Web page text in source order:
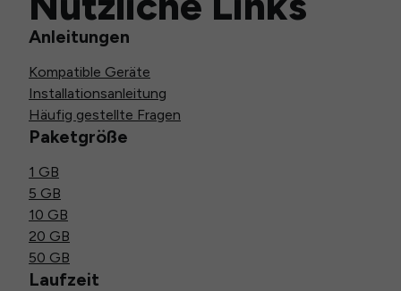
Anleitungen
Kompatible Geräte
Installationsanleitung
Häufig gestellte Fragen
Paketgröße
1 GB
5 GB
10 GB
20 GB
50 GB
Laufzeit